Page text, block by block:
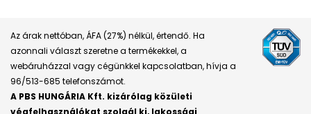
Az árak nettóban, ÁFA (27%) nélkül, értendő. Ha
azonnali választ szeretne a termékekkel, a
webáruházzal vagy cégünkkel kapcsolatban, hívja a
96/513-685 telefonszámot.
A PBS HUNGÁRIA Kft. kizárólag közületi
végfelhasználókat szolgál ki, lakossági